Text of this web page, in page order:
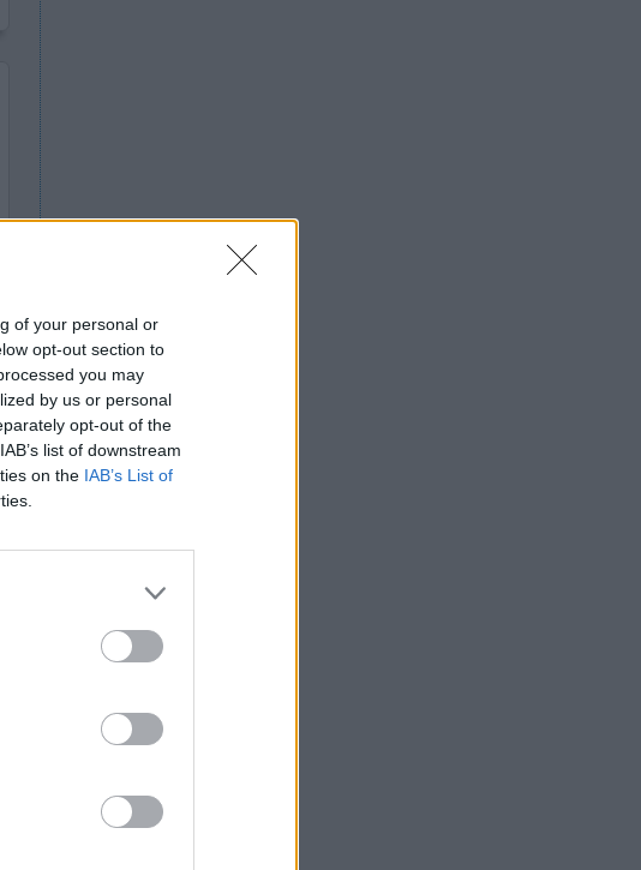
of your personal or
opt-out section to
you may
by us or personal
opt-out of the
list of downstream
on the IAB’s List of